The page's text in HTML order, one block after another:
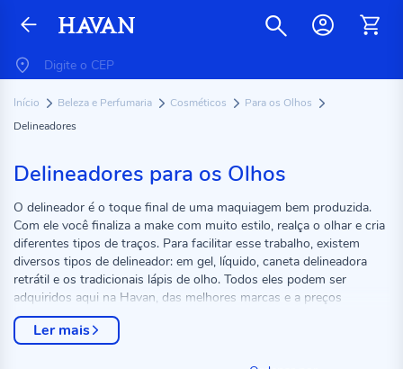
Início Beleza e Perfumaria Cosméticos
Para os Olhos
Delineadores
Delineadores para os Olhos
O delineador é o toque final de uma maquiagem bem produzida.
Com ele você finaliza a make com muito estilo, realça o olhar e cria
diferentes tipos de traços. Para facilitar esse trabalho, existem
diversos tipos de delineador: em gel, líquido, caneta delineadora
retrátil e os tradicionais lápis de olho. Todos eles podem ser
adquiridos aqui na Havan, das melhores marcas e a preços
incríveis. Conheça todas as nossas opções e escolha os seus.
Ler mais